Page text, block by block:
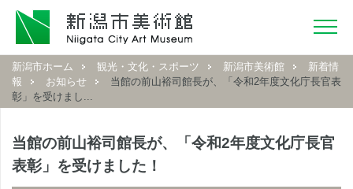
新潟市ホーム 観光・文化・スポーツ 新潟市美術館
新着情
報
お知らせ
当館の前山裕司館長が、「令和2年度文化庁長官表
彰」を受けまし...
当館の前山裕司館長が、「令和2年度文化庁長官
表彰」を受けました！